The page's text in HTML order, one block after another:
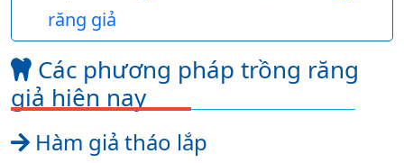
răng giả
Các phương pháp trồng răng
giả hiện nay
Hàm giả tháo lắp